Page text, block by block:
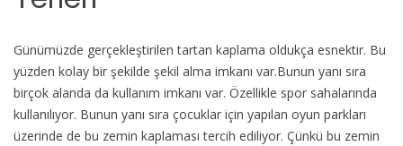
Günümüzde gerçekleştirilen tartan kaplama oldukça esnektir. Bu
yüzden kolay bir şekilde şekil alma imkanı var.Bunun yanı sıra
birçok alanda da kullanım imkanı var. Özellikle spor sahalarında
kullanılıyor. Bunun yanı sıra çocuklar için yapılan oyun parkları
üzerinde de bu zemin kaplaması tercih ediliyor. Çünkü bu zemin